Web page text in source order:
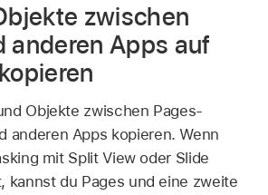
zwischen
anderen Apps auf
Objekte zwischen Pages-
anderen Apps kopieren. Wenn
mit Split View oder Slide
kannst du Pages und eine zweite